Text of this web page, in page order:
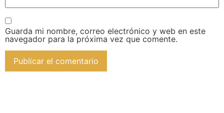
Guarda mi nombre, correo electrónico y web en este
navegador para la próxima vez que comente.